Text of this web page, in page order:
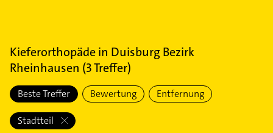
Kieferorthopädein Duisburg Bezirk
Rheinhausen (3Treffer)
Beste Treffer Bewertung Entfernung
Stadtteil